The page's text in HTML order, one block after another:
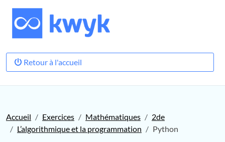
Retour à l'accueil
Accueil Exercices Mathématiques
2de
L’algorithmique et la programmation
Python